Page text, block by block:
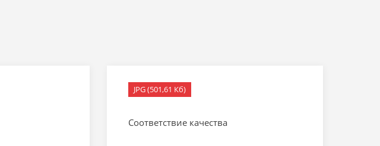
JPG (501,61 Кб)
Соответствие качества